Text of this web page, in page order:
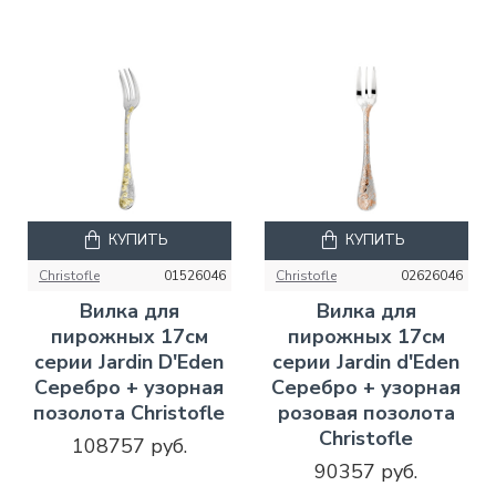
Christofle 01526046
Вилка для
пирожных 17см
серии Jardin D'Eden
Серебро + узорная
позолота Christofle
108757 руб.
КУПИТЬ
Christofle 02626046
Вилка для
пирожных 17см
серии Jardin d'Eden
Серебро + узорная
розовая позолота
Christofle
90357 руб.
КУПИТЬ